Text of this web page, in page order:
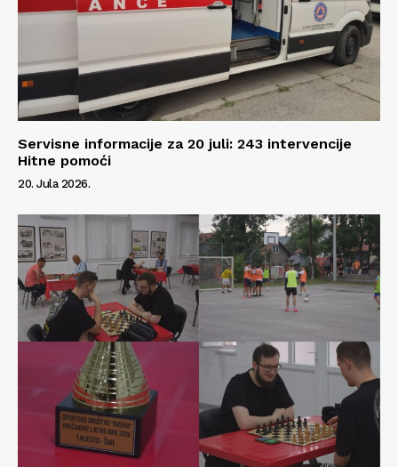
Servisne informacije za 20 juli: 243 intervencije
Hitne pomoći
20. Jula 2026.